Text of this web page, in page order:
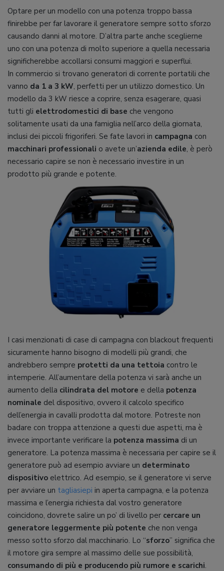
Optare per un modello con una potenza troppo bassa
finirebbe per far lavorare il generatore sempre sotto sforzo
causando danni al motore. D’altra parte anche sceglierne
uno con una potenza di molto superiore a quella necessaria
significherebbe accollarsi consumi maggiori e superflui.
In commercio si trovano generatori di corrente portatili che
vanno da 1 a 3 kW, perfetti per un utilizzo domestico. Un
modello da 3 kW riesce a coprire, senza esagerare, quasi
tutti gli elettrodomestici di base che vengono
solitamente usati da una famiglia nell’arco della giornata,
inclusi dei piccoli frigoriferi. Se fate lavori in campagna con
macchinari professionali o avete un’azienda edile, è però
necessario capire se non è necessario investire in un
prodotto più grande e potente.
I casi menzionati di case di campagna con blackout frequenti
sicuramente hanno bisogno di modelli più grandi, che
andrebbero sempre protetti da una tettoia contro le
intemperie. All’aumentare della potenza vi sarà anche un
aumento della cilindrata del motore e della potenza
nominale del dispositivo, ovvero il calcolo specifico
dell’energia in cavalli prodotta dal motore. Potreste non
badare con troppa attenzione a questi due aspetti, ma è
invece importante verificare la potenza massima di un
generatore. La potenza massima è necessaria per capire se il
generatore può ad esempio avviare un determinato
dispositivo elettrico. Ad esempio, se il generatore vi serve
per avviare un tagliasiepi in aperta campagna, e la potenza
massima e l’energia richiesta dal vostro generatore
coincidono, dovrete salire un po’ di livello per cercare un
generatore leggermente più potente che non venga
messo sotto sforzo dal macchinario. Lo “sforzo” significa che
il motore gira sempre al massimo delle sue possibilità,
consumando di più e producendo più rumore e scarichi.